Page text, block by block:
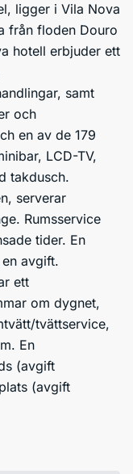
ligger i Vila Nova
från floden Douro
hotell erbjuder ett
samt
och
en av de 179
LCD-TV,
takdusch.
serverar
Rumsservice
tider. En
avgift.
ett
om dygnet,
tvättservice,
En
(avgift
(avgift